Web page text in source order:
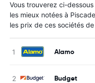
Vous trouverez ci-
les mieux notées à
les prix de ces sociétés
Alamo
Budget